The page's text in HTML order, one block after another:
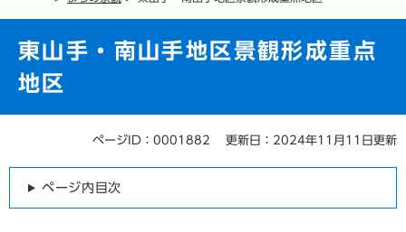
東山手・南山手地区景観形成重点
地区
ページID：0001882 更新日：2024年11月11日更新
ページ内目次